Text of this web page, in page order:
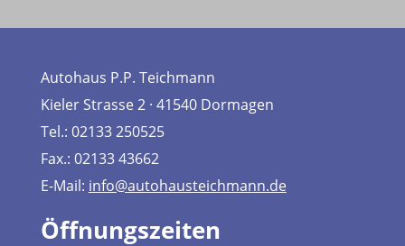
Autohaus P.P. Teichmann
Kieler Strasse 2 · 41540 Dormagen
Tel.: 02133 250525
Fax.: 02133 43662
E-Mail: info@autohausteichmann.de
Öffnungszeiten